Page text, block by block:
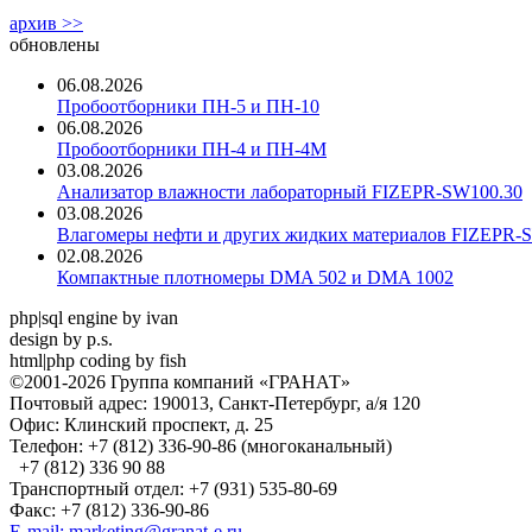
архив >>
обновлены
06.08.2026
Пробоотборники ПН-5 и ПН-10
06.08.2026
Пробоотборники ПН-4 и ПН-4М
03.08.2026
Анализатор влажности лабораторный FIZEPR-SW100.30
03.08.2026
Влагомеры нефти и других жидких материалов FIZEPR-
02.08.2026
Компактные плотномеры DMA 502 и DMA 1002
php|sql engine by ivan
design by p.s.
html|php coding by fish
©2001-2026 Группа компаний «ГРАНАТ»
Почтовый адрес: 190013, Санкт-Петербург, а/я 120
Офис: Клинский проспект, д. 25
Телефон: +7 (812) 336-90-86 (многоканальный)
+7 (812) 336 90 88
Транспортный отдел: +7 (931) 535-80-69
Факс: +7 (812) 336-90-86